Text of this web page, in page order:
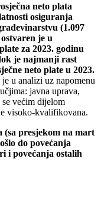
neto plata
osiguranja
(1.097
je u
za 2023. godinu
je najmanji rast
neto plate u 2023.
u analizi uz napomenu
javna uprava,
većim dijelom
visoko-kvalifikovana.
(sa presjekom na mart
do povećanja
i povećanja ostalih